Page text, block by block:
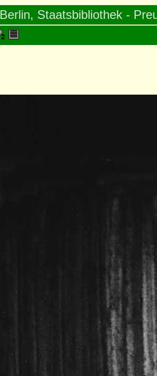
Berlin, Staatsbibliothek -